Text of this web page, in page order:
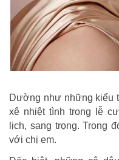
Dường như những kiểu
xê nhiệt tình trong lễ
lịch, sang trọng. Trong
với chị em.